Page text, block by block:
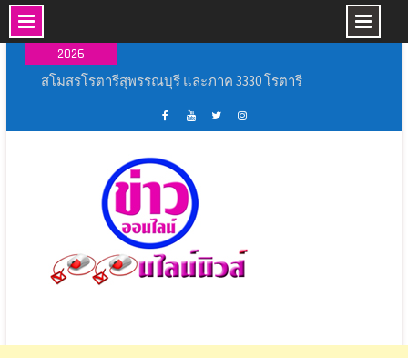
Skip
content
2026
พิธีเปิดการแข่งขันกีฬากลุ่มโรงเรียนหัวโพธิ์ศรี
เหล่ากาชาดจังหวัดนครปฐม มอบบ้านกาชาด
กำแพงแสน
พิธีเปิดงาน ” ร้อยรัก รวมใจ สตรีไทยบางปลาม้า ”
ประจำ ปี 2569
สุพรรณบุรี ผนึกกำลังทุกภาคส่วนฝึกทักษะและเพิ่ม
ศักยภาพ ชุด ชรบ.ในการดูแลประชาชน
สโมสรโรตารีสุพรรณบุรี และภาค 3330 โรตารี
สากล เปิดโครงการ “ถนนปลอดเหตุชีวิตปลอดภัย”
บุ้ค
ศูนย์
ข่าว
ออนไลน์
นิ
วส์
ทู้
ปอ
อน
ไลน์
นิ